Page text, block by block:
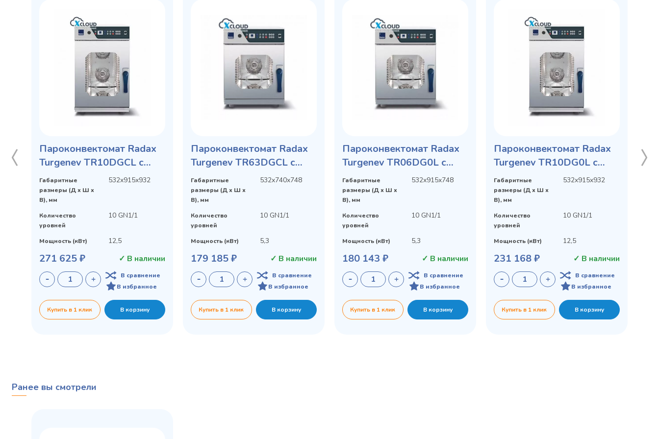
Пароконвектомат Radax
Turgenev TR10DGCL с
интеллектуальной
системой X-CLOUD
Габаритные
размеры (Д х Ш х
В), мм
532x915x932
Количество
уровней
10 GN1/1
Мощность (кВт) 12,5
271 625 ₽ ✓ В наличии
В сравнение
В избранное
Купить в 1 клик В корзину
Пароконвектомат Radax
Turgenev TR63DGCL с
интеллектуальной
системой X-CLOUD
Габаритные
размеры (Д х Ш х
В), мм
532x740x748
Количество
уровней
10 GN1/1
Мощность (кВт) 5,3
179 185 ₽ ✓ В наличии
В сравнение
В избранное
Купить в 1 клик В корзину
Пароконвектомат Radax
Turgenev TR06DG0L с
интеллектуальной
системой X-CLOUD
Габаритные
размеры (Д х Ш х
В), мм
532x915x748
Количество
уровней
10 GN1/1
Мощность (кВт) 5,3
180 143 ₽ ✓ В наличии
В сравнение
В избранное
Купить в 1 клик В корзину
Пароконвектомат Radax
Turgenev TR10DG0L с
интеллектуальной
системой X-CLOUD
Габаритные
размеры (Д х Ш х
В), мм
532x915x932
Количество
уровней
10 GN1/1
Мощность (кВт) 12,5
231 168 ₽ ✓ В наличии
В сравнение
В избранное
Купить в 1 клик В корзину
Ранее вы смотрели